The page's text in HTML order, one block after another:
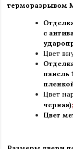
терморазрывом
с
Цвет
панель
Цвет
черная);
Цвет